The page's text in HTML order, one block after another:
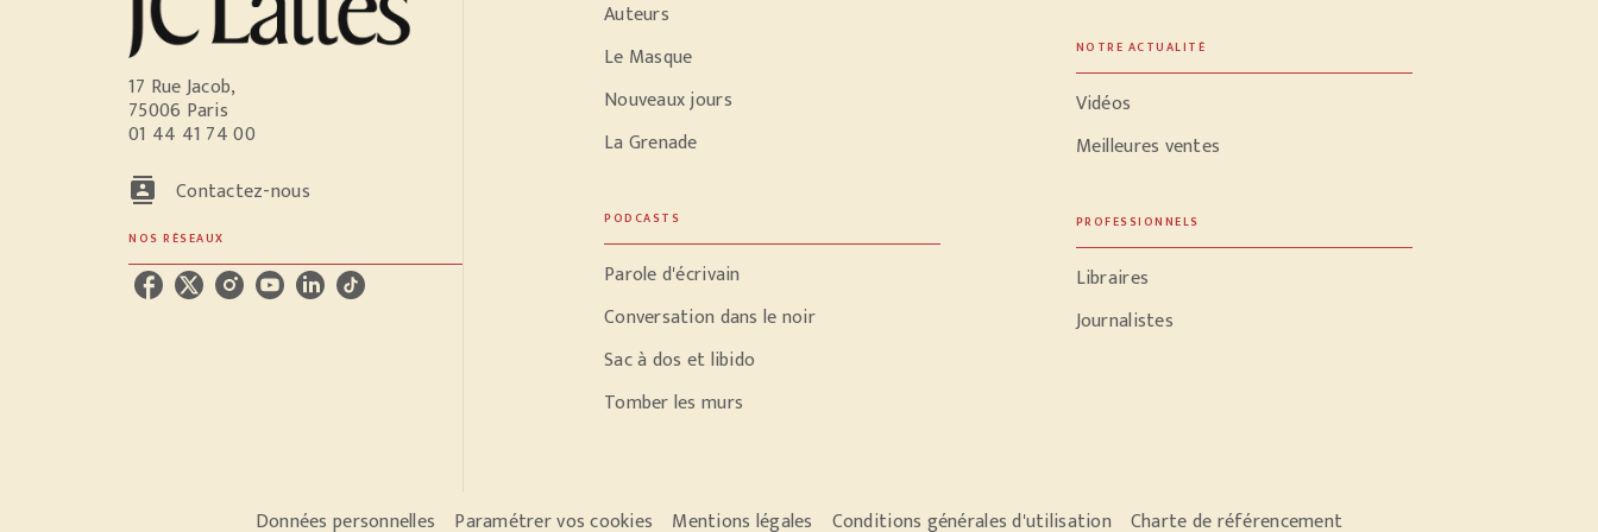
17 Rue Jacob,
75006 Paris
01 44 41 74 00
contacts Contactez-nous
NOS RÉSEAUX
Auteurs
Le Masque
Nouveaux jours
La Grenade
PODCASTS
Parole d'écrivain
Conversation dans le noir
Sac à dos et libido
Tomber les murs
NOTRE ACTUALITÉ
Vidéos
Meilleures ventes
PROFESSIONNELS
Libraires
Journalistes
Données personnelles Paramétrer vos cookies Mentions légales Conditions générales d'utilisation Charte de référencement